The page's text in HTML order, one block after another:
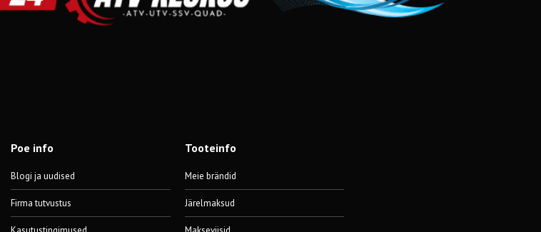
Poe info
Blogi ja uudised
Firma tutvustus
Tooteinfo
Meie brändid
Järelmaksud